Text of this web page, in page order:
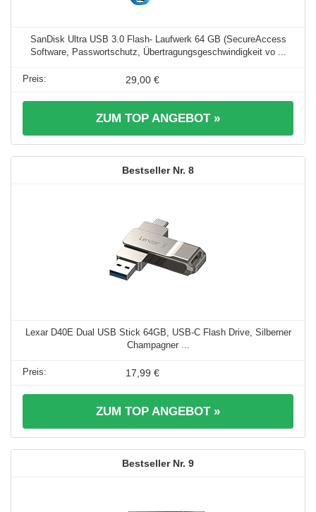
SanDisk Ultra USB 3.0 Flash- Laufwerk 64 GB (SecureAccess
Software, Passwortschutz, Übertragungsgeschwindigkeit vo ...
29,00 €
ZUM TOP ANGEBOT »
8
Lexar D40E Dual USB Stick 64GB, USB-C Flash Drive, Silberner
Champagner ...
17,99 €
ZUM TOP ANGEBOT »
9